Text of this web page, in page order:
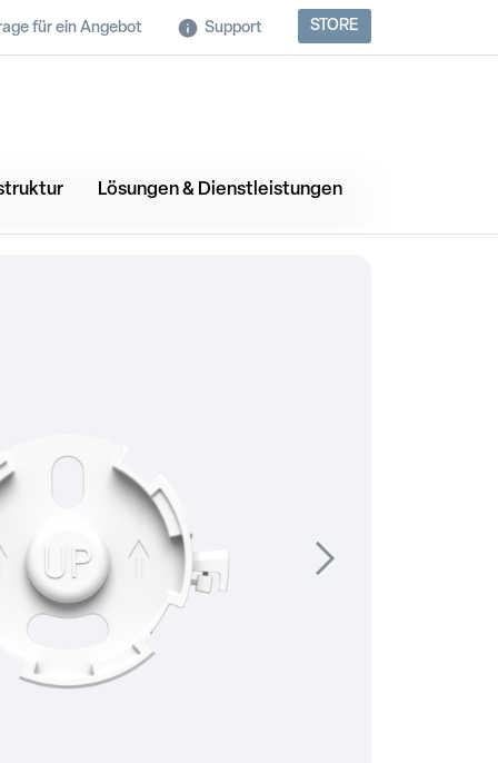
für ein Angebot Support STORE
Lösungen & Dienstleistungen
Suivant